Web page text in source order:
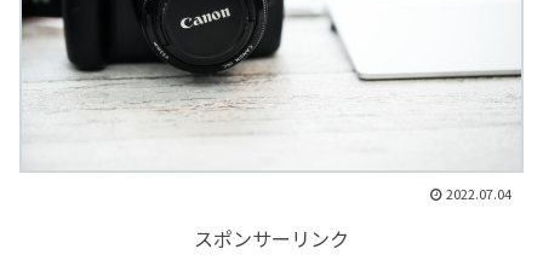
2022.07.04
スポンサーリンク